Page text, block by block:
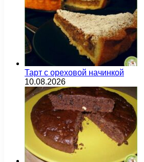
Тарт с ореховой начинкой
10.08.2026